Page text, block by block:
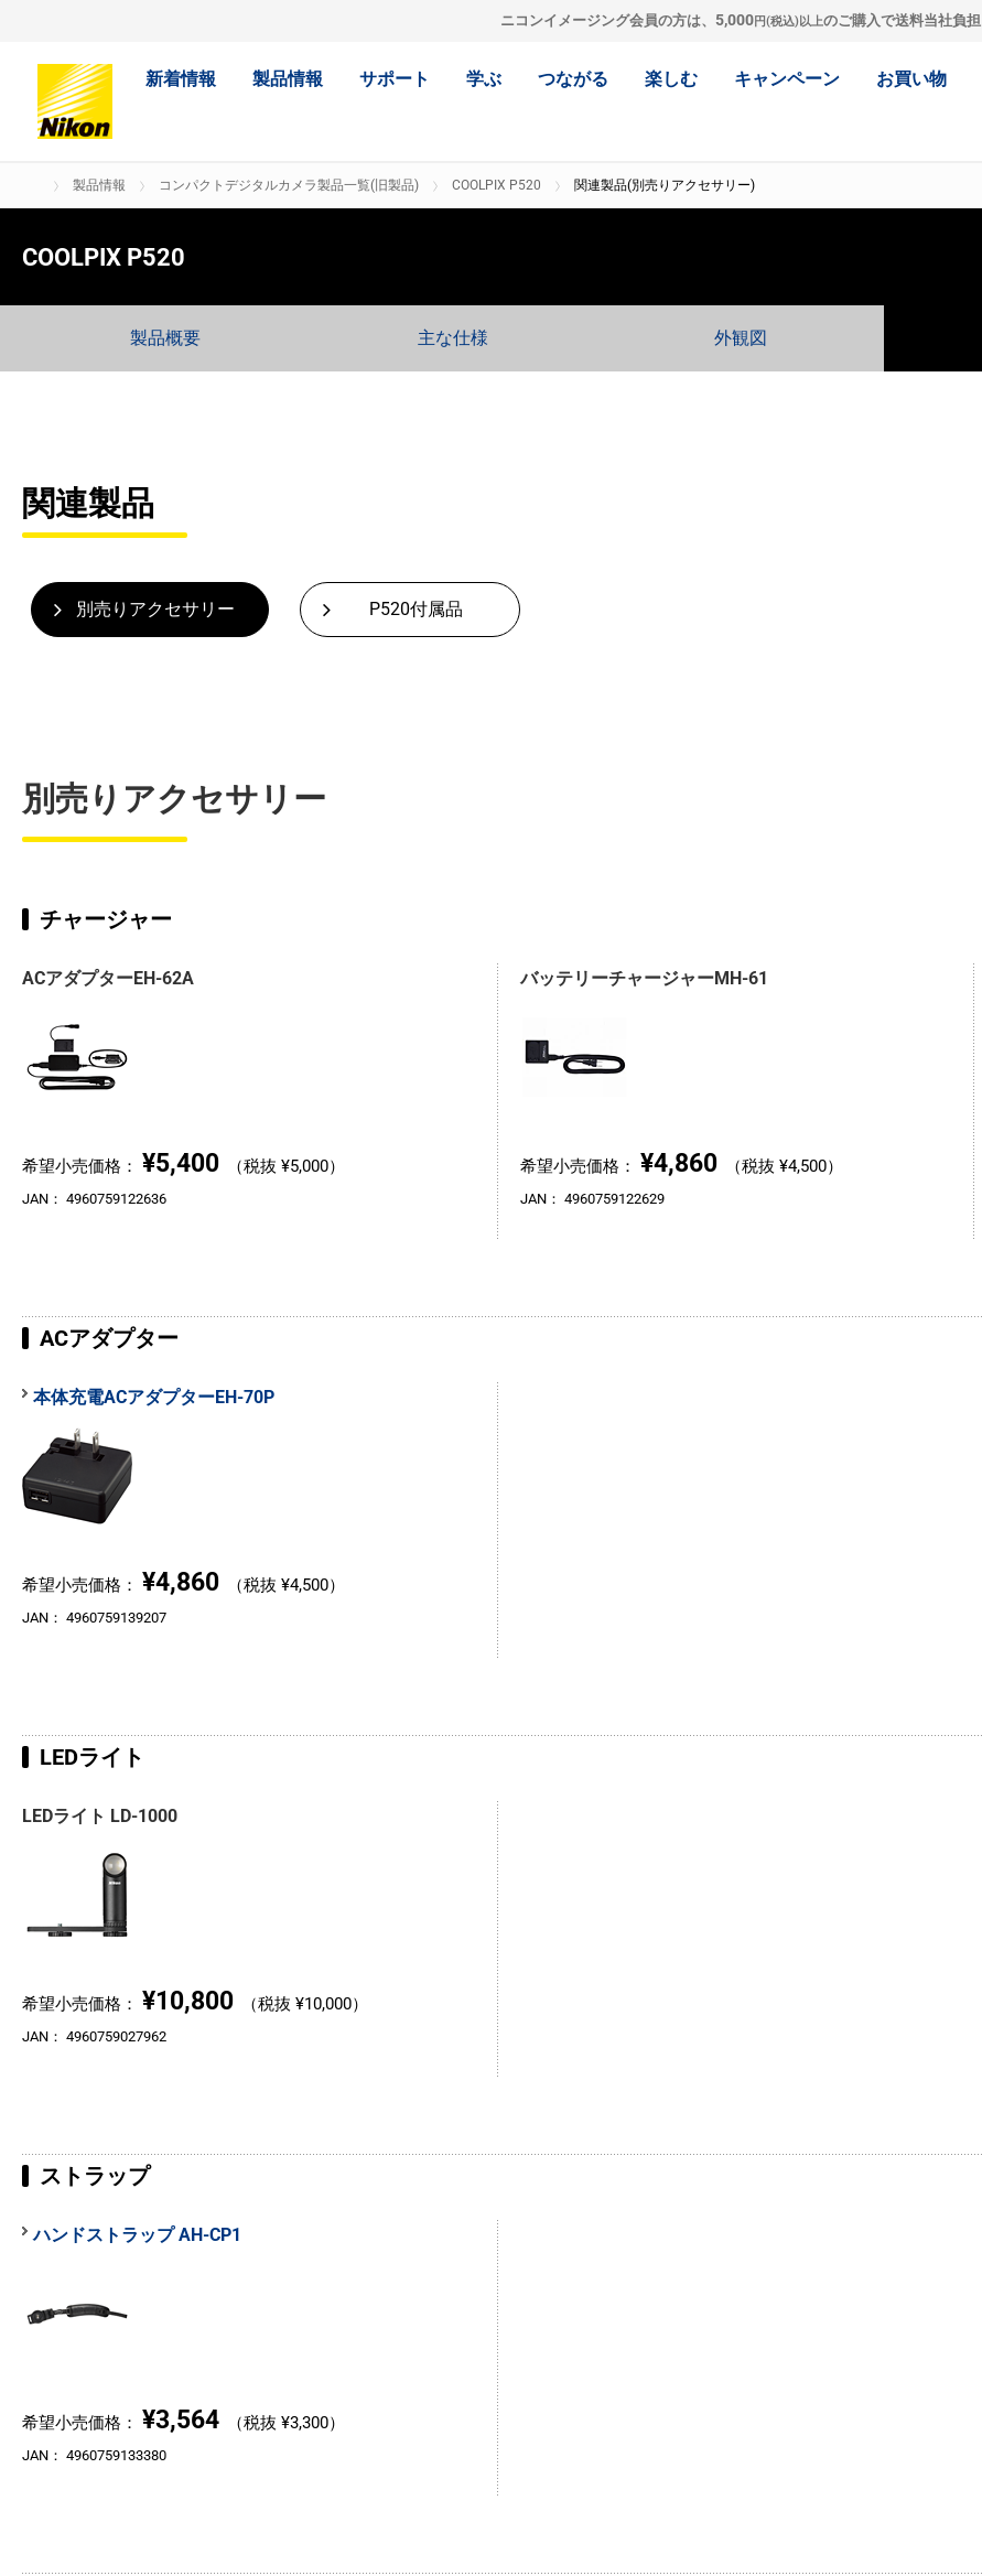
ニコンイメージング会員の方は、 5,000円(税込)以上のご購入で送料当社負担
新着情報 製品情報 サポート 学ぶ つながる 楽しむ キャンペーン お買い物
製品情報 コンパクトデジタルカメラ製品一覧(旧製品) COOLPIX P520 関連製品(別売りアクセサリー)
COOLPIX P520
製品概要 主な仕様 外観図
関連製品
別売りアクセサリー P520付属品
別売りアクセサリー
チャージャー
ACアダプターEH-62A
希望小売価格： ¥5,400 （税抜 ¥5,000）
JAN： 4960759122636
バッテリーチャージャーMH-61
希望小売価格： ¥4,860 （税抜 ¥4,500）
JAN： 4960759122629
ACアダプター
本体充電ACアダプターEH-70P
希望小売価格： ¥4,860 （税抜 ¥4,500）
JAN： 4960759139207
LEDライト
LEDライト LD-1000
希望小売価格： ¥10,800 （税抜 ¥10,000）
JAN： 4960759027962
ストラップ
ハンドストラップ AH-CP1
希望小売価格： ¥3,564 （税抜 ¥3,300）
JAN： 4960759133380